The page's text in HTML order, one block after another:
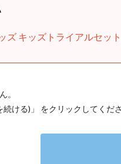
ズ キッズトライアルセッ
。
ける)」 をクリックしてくださ